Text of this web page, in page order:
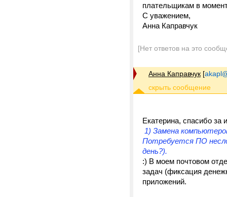
плательщикам в
С уважением,
Анна Каправчук
[Нет ответов на это
Анна Каправчук [
Екатерина, спасибо за
1) Замена
Потребуется ПО
день?).
:) В моем почтовом
задач (фиксация
приложений.